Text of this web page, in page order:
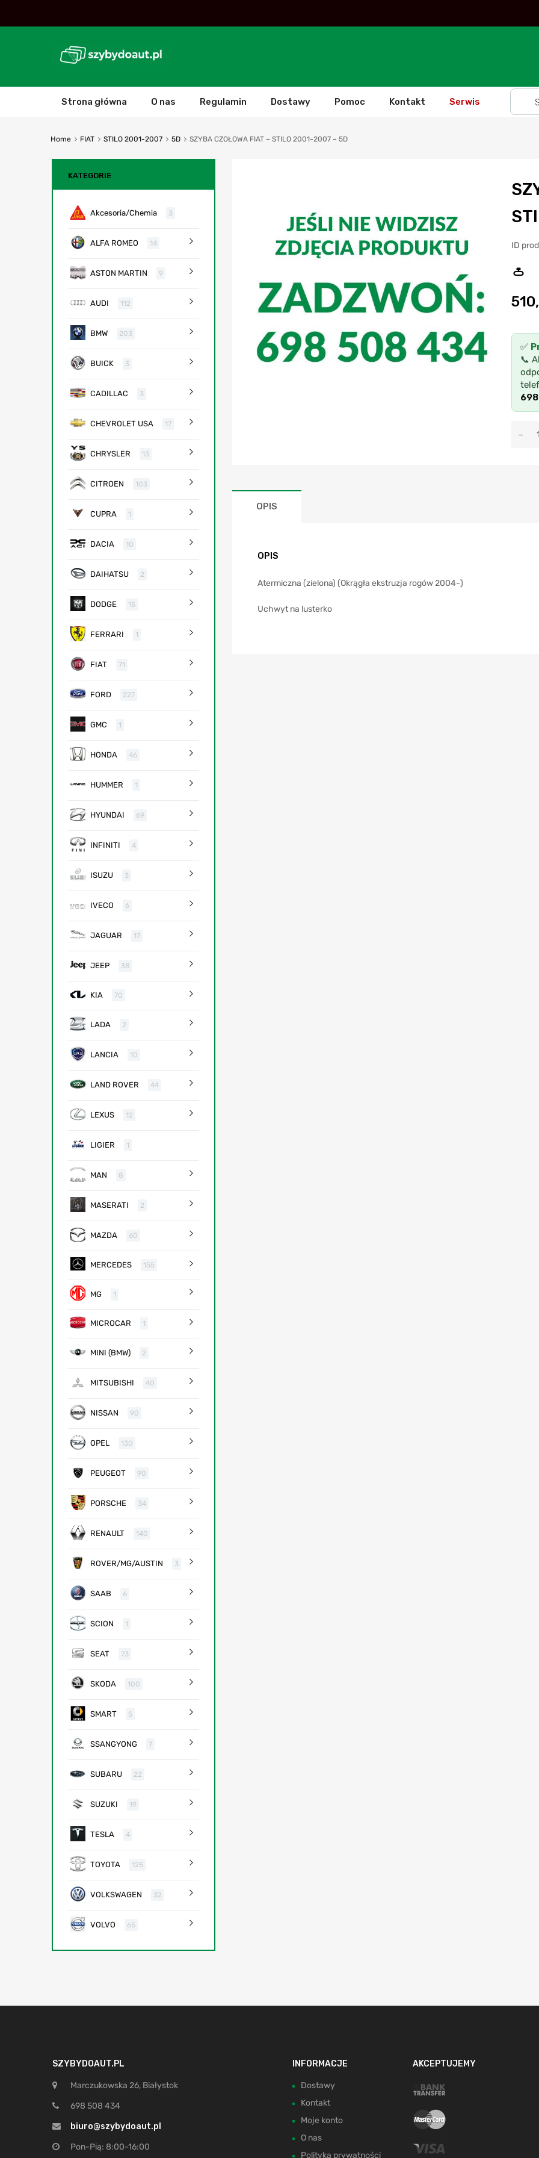
Strona główna O nas Regulamin Dostawy Pomoc Kontakt Serwis
Home FIAT STILO 2001-2007 5D SZYBA CZOŁOWA FIAT – STILO 2001-2007 – 5D
ID
✅
📞
OPIS
OPIS
Atermiczna (zielona) (Okrągła ekstruzja rogów 2004-)
Uchwyt na lusterko
KATEGORIE
Akcesoria/Chemia 3
ALFA ROMEO 14
ASTON MARTIN 9
AUDI 112
BMW 203
BUICK 3
CADILLAC 3
CHEVROLET USA 17
CHRYSLER 13
CITROEN 103
CUPRA 1
DACIA 10
DAIHATSU 2
DODGE 15
FERRARI 1
FIAT 71
FORD 227
GMC 1
HONDA 46
HUMMER 1
HYUNDAI 69
INFINITI 4
ISUZU 3
IVECO 6
JAGUAR 17
JEEP 38
KIA 70
LADA 2
LANCIA 10
LAND ROVER 44
LEXUS 12
LIGIER 1
MAN 8
MASERATI 2
MAZDA 60
MERCEDES 155
MG 1
MICROCAR 1
MINI (BMW) 2
MITSUBISHI 40
NISSAN 90
OPEL 130
PEUGEOT 90
PORSCHE 34
RENAULT 140
ROVER/MG/AUSTIN 3
SAAB 6
SCION 1
SEAT 73
SKODA 100
SMART 5
SSANGYONG 7
SUBARU 22
SUZUKI 19
TESLA 4
TOYOTA 125
VOLKSWAGEN 32
VOLVO 65
SZYBYDOAUT.PL
Marczukowska 26, Białystok
698 508 434
biuro@szybydoaut.pl
Pon-Pią: 8:00-16:00
INFORMACJE
Dostawy
Kontakt
Moje konto
O nas
Polityka prywatności
AKCEPTUJEMY